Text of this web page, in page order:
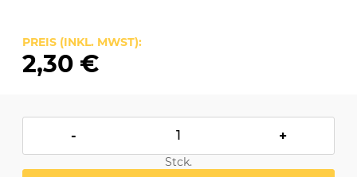
PREIS (INKL. MWST):
2,30 €
- +
Stck.